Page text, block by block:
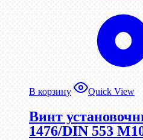
В корзину Quick View
Винт
1476/DIN 553